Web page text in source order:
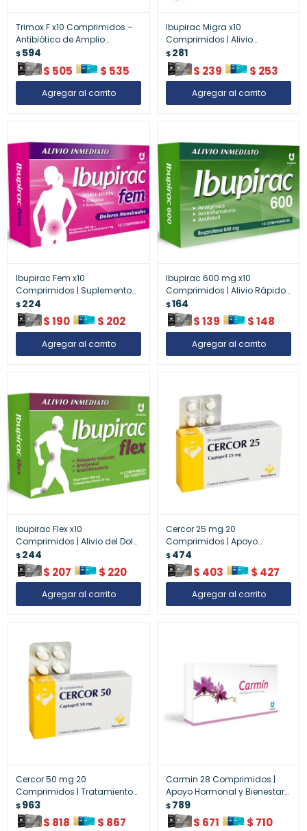
Trimox F x10 Comprimidos –
Antibiótico de Amplio
Espectro
$594
$ 505 $ 535
Ibupirac Migra x10
Comprimidos | Alivio
Específico para Dolor de
Cabeza y Migraña
$281
$ 239 $ 253
Ibupirac Fem x10
Comprimidos | Suplemento
Analgésico Femenino para
Dolor Menstrual
$224
$190 $ 202
Ibupirac 600 mg x10
Comprimidos | Alivio Rápido
del Dolor Moderado
$164
$139 $148
Ibupirac Flex x10
Comprimidos | Alivio del Dolor
y Tensión Muscular
$244
$ 207 $ 220
Cercor 25 mg 20
Comprimidos | Apoyo
Cardiovascular y Regulación
de Colesterol
$474
$ 403 $ 427
Cercor 50 mg 20
Comprimidos | Tratamiento
Cardiovascular
$963
$ 818 $ 867
Carmin 28 Comprimidos |
Apoyo Hormonal y Bienestar
Femenino
$789
$ 671 $ 710